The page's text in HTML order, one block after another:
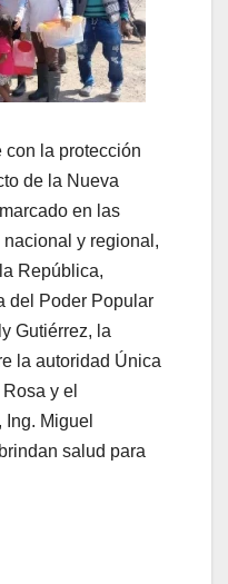
con la protección
de la Nueva
en las
y regional,
República,
del Poder Popular
Gutiérrez, la
la autoridad Única
y el
Miguel
salud para